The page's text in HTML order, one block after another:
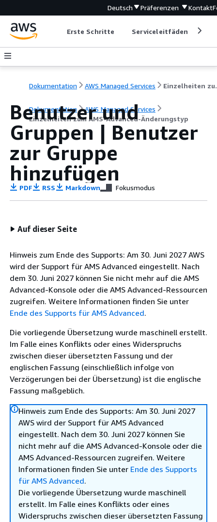
Deutsch Präferenzen Kontakt
Erste Schritte Serviceleitfäden
Dokumentation AWS Managed Services
Dokumentation
AWS Managed Services
Einzelheiten zum AMS-Advanced-Änderungstyp
Benutzer und
Gruppen | Benutzer
zur Gruppe
hinzufügen
PDF RSS Markdown Fokusmodus
Auf dieser Seite
Hinweis zum Ende des Supports: Am 30. Juni 2027 AWS
wird der Support für AMS Advanced eingestellt. Nach
dem 30. Juni 2027 können Sie nicht mehr auf die AMS
Advanced-Konsole oder die AMS Advanced-Ressourcen
zugreifen. Weitere Informationen finden Sie unter
Ende des Supports für AMS Advanced.
Die vorliegende Übersetzung wurde maschinell erstellt.
Im Falle eines Konflikts oder eines Widerspruchs
zwischen dieser übersetzten Fassung und der
englischen Fassung (einschließlich infolge von
Verzögerungen bei der Übersetzung) ist die englische
Fassung maßgeblich.
Hinweis zum Ende des Supports: Am 30. Juni 2027
AWS wird der Support für AMS Advanced
eingestellt. Nach dem 30. Juni 2027 können Sie
nicht mehr auf die AMS Advanced-Konsole oder die
AMS Advanced-Ressourcen zugreifen. Weitere
Informationen finden Sie unter Ende des Supports
für AMS Advanced.
Die vorliegende Übersetzung wurde maschinell
erstellt. Im Falle eines Konflikts oder eines
Widerspruchs zwischen dieser übersetzten Fassung